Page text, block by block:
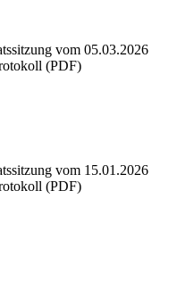
vom 05.03.2026
(PDF)
vom 15.01.2026
(PDF)